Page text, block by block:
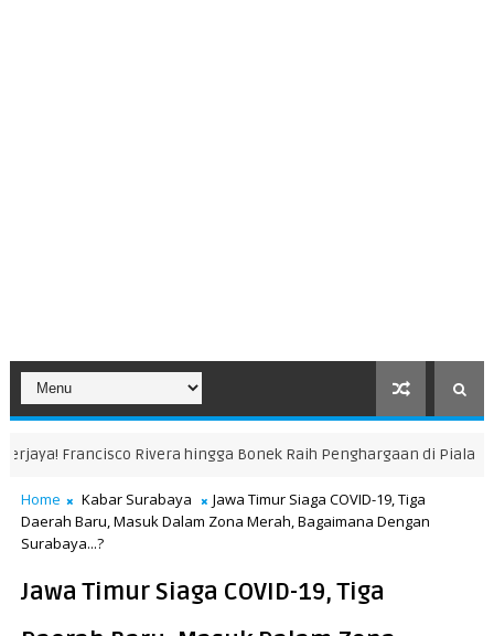
hingga Bonek Raih Penghargaan di Piala Presiden 2026 KABAR
Home Kabar Surabaya
Jawa Timur Siaga COVID-19, Tiga
Daerah Baru, Masuk Dalam Zona Merah, Bagaimana Dengan
Surabaya...?
Jawa Timur Siaga COVID-19, Tiga